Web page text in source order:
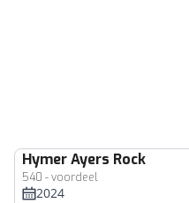
HymerAyers Rock
540 - voordeel
2024